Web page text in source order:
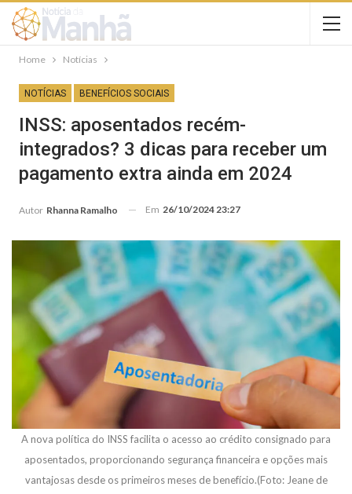
Home Notícias
NOTÍCIAS BENEFÍCIOS SOCIAIS
INSS: aposentados recém-
integrados? 3 dicas para receber um
pagamento extra ainda em 2024
Autor Rhanna Ramalho Em 26/10/2024 23:27
A nova política do INSS facilita o acesso ao crédito consignado para
aposentados, proporcionando segurança financeira e opções mais
vantajosas desde os primeiros meses de benefício.(Foto: Jeane de